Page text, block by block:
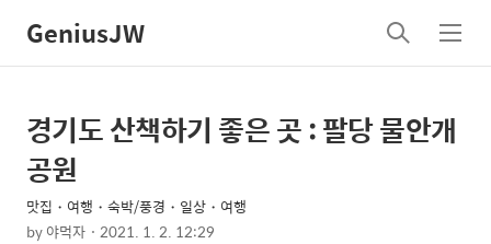
GeniusJW
검
색
메
뉴
상
세
컨
텐
본
문
제
목
경기도 산책하기 좋은 곳 : 팔당 물안개
공원
맛집・여행・숙박/풍경・일상・여행
by야먹자 2021. 1. 2. 12:29